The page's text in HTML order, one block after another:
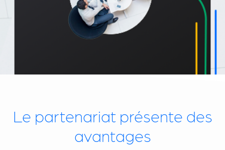
Le partenariat présente des
avantages